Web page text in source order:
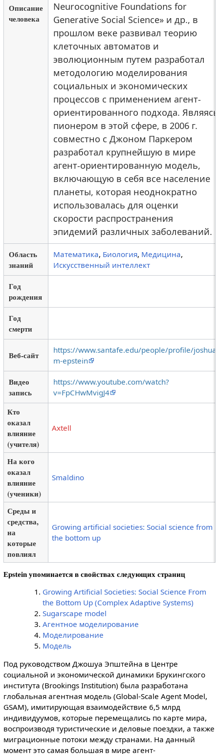
Описание
человека
Neurocognitive Foundations for
Generative Social Science» и др., в
прошлом веке развивал теорию
клеточных автоматов и
эволюционным путем разработал
методологию моделирования
социальных и экономических
процессов с применением агент-
ориентированного подхода. Являясь
пионером в этой сфере, в 2006 г.
совместно с Джоном Паркером
разработал крупнейшую в мире
агент-ориентированную модель,
включающую в себя все население
планеты, которая неоднократно
использовалась для оценки
скорости распространения
эпидемий различных заболеваний.
Область
знаний
Математика, Биология, Медицина,
Искусственный интеллект
Год
рождения
Год
смерти
Веб-сайт
https://www.santafe.edu/people/profile/joshua-
m-epstein
Видео
запись
https://www.youtube.com/watch?
v=FpCHwMvigJ4
Кто
оказал
влияние
(учителя)
Axtell
На кого
оказал
влияние
(ученики)
Smaldino
Среды и
средства,
на
которые
повлиял
Growing artificial societies: Social science from
the bottom up
Epstein упоминается в свойствах следующих страниц
Growing Artificial Societies: Social Science From
the Bottom Up (Complex Adaptive Systems)
Sugarscape model
Агентное моделирование
Моделирование
Модель
Под руководством Джошуа Эпштейна в Центре
социальной и экономической динамики Брукингского
института (Brookings Institution) была разработана
глобальная агентная модель (Global-Scale Agent Model,
GSAM), имитирующая взаимодействие 6,5 млрд
индивидуумов, которые перемещались по карте мира,
воспроизводя туристические и деловые поездки, а также
миграционные потоки между странами. На данный
момент это самая большая в мире агент-